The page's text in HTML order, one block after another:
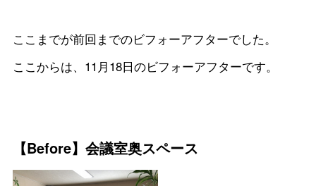
ここまでが前回までのビフォーアフターでした。
ここからは、11月18日のビフォーアフターです。
【Before】会議室奥スペース